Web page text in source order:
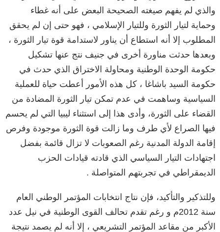
والذي لم يفهم صيغته الصحيحة البعض على أنه غطاء
وحماية لتيار الثورة وللتيار الإسلامي ، فهو حتى إن لم يحقق
المطلوب إلا أنه استطاع أن يناور لاستدامة قوة تيار الثورة ،
وبعدها حدثت مناورة أخرى في جنيف نتج عنها تشكيل
حكومة الوحدة الوطنية ومحاولة الاختراق الذي حدث في
حكومة السيد باشاغا ، كل هذه الأمور أعطت حياة للعملية
السياسية وساهمت في عدم تمكن تيار الثورة المضادة من
القضاء على الثورة، وأدى هذا إلى استثناء ليبيا التي لم يحسم
فيها الصراع لأي طرف وما زالت قوة الثورة موجودة وفرص
إقامة الدولة المدنية رغم الصعوبات لا تزال قائمة بفضل
اجتهادات التيار السياسي الذي قادته قيادات الحزب
الديمقراطي في تجربتهم المتواصلة .
وللتذكير والتأكيد، فإن نتاج انتخابات المؤتمر الوطني العام
سنة 2012م و رغم تقدم تحالف القوى الوطنية في نيل عدد
الأكبر من مقاعد المؤتمر التشريعي ، إلا أنه لم يصمد نتيجة